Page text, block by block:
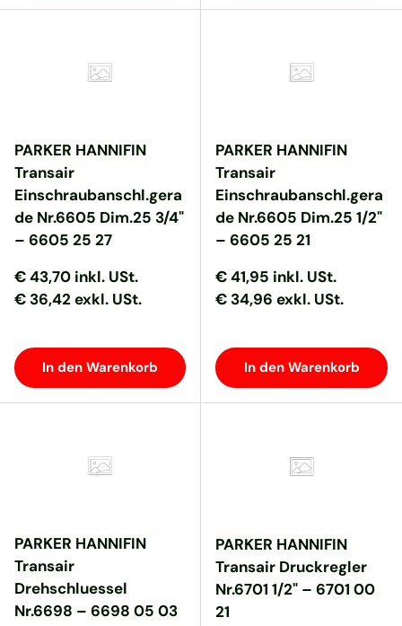
PARKER HANNIFIN
Transair
Einschraubanschl.gera
de Nr.6605 Dim.25 3/4"
– 6605 25 27
Normaler Preis
Normaler Preis
€ 43,70 inkl. USt.
€ 36,42 exkl. USt.
In den Warenkorb
PARKER HANNIFIN
Transair
Einschraubanschl.gera
de Nr.6605 Dim.25 1/2"
– 6605 25 21
Normaler Preis
Normaler Preis
€ 41,95 inkl. USt.
€ 34,96 exkl. USt.
In den Warenkorb
PARKER HANNIFIN
Transair
Drehschluessel
Nr.6698 – 6698 05 03
PARKER HANNIFIN
Transair Druckregler
Nr.6701 1/2" – 6701 00
21